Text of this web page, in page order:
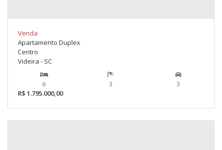
Venda
Apartamento Duplex
Centro
Videira - SC
6 3
3
R$ 1.795.000,00